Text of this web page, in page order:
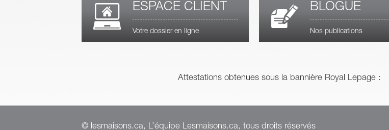
ESPACE CLIENT
Votre dossier en ligne
BLOGUE
Nos publications
Attestations obtenues sous la bannière Royal Lepage :
© lesmaisons.ca, L’équipe Lesmaisons.ca, tous droits réservés